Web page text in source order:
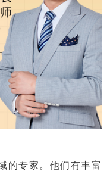
专家。他们有丰富